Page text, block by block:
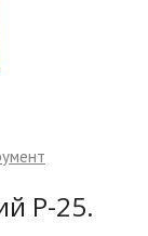
Р-25.